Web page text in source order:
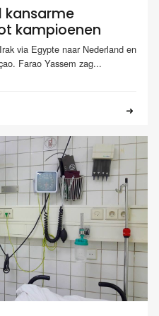
kansarme
kampioenen
via Egypte naar Nederland en
Farao Yassem zag...